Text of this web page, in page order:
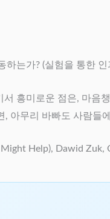
하는가? (실험을 통한 인
흥미로운 점은, 마음
, 아무리 바빠도 사람들
Help), Dawid Zuk,